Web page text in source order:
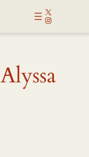
X
Instagram
Alyssa